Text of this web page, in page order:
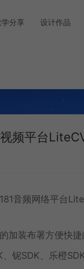
分享 设计作品
频平台
音频网络平台
加装布署方便快
铌SDK、乐橙